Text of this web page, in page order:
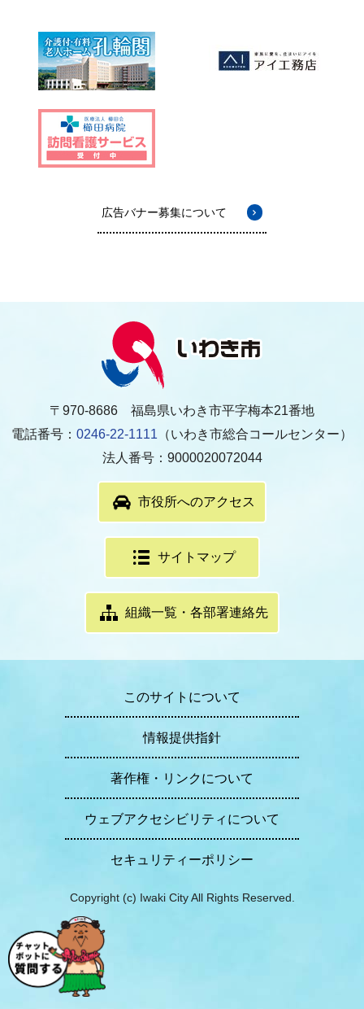
広告バナー募集について
〒970-8686 福島県いわき市平字梅本21番地
電話番号： 0246-22-1111 （いわき市総合コールセンター）
法人番号：9000020072044
市役所へのアクセス
サイトマップ
組織一覧・各部署連絡先
このサイトについて
情報提供指針
著作権・リンクについて
ウェブアクセシビリティについて
セキュリティーポリシー
Copyright (c) Iwaki City All Rights Reserved.